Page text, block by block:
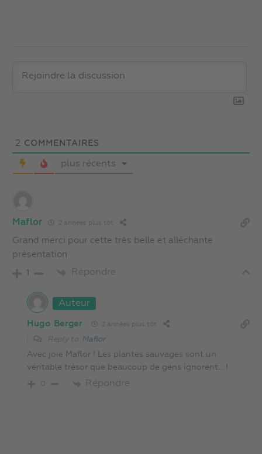
2 COMMENTAIRES
plus récents
Maflor 2 années plus tôt
Grand merci pour cette très belle et alléchante
présentation
1 Répondre
Auteur
Hugo Berger 2 années plus tôt
Reply to Maflor
Avec joie Maflor ! Les plantes sauvages sont un
véritable trésor que beaucoup de gens ignorent… !
0 Répondre